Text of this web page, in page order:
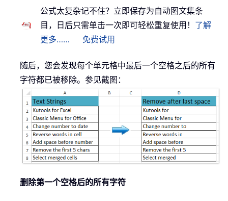
公式太复杂记不住？立即保存为自动图文集条
目，日后只需单击一次即可轻松重复使用！ 了解
更多……
免费试用
随后，您会发现每个单元格中最后一个空格之后的所有
字符都已被移除。参见截图：
删除第一个空格后的所有字符